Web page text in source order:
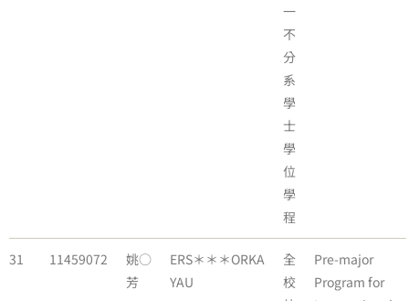
一
不
分
系
學
士
學
位
學
程
31 11459072
姚○
芳
ERS＊＊＊ORKA
YAU
全
校
Pre-major
Program for